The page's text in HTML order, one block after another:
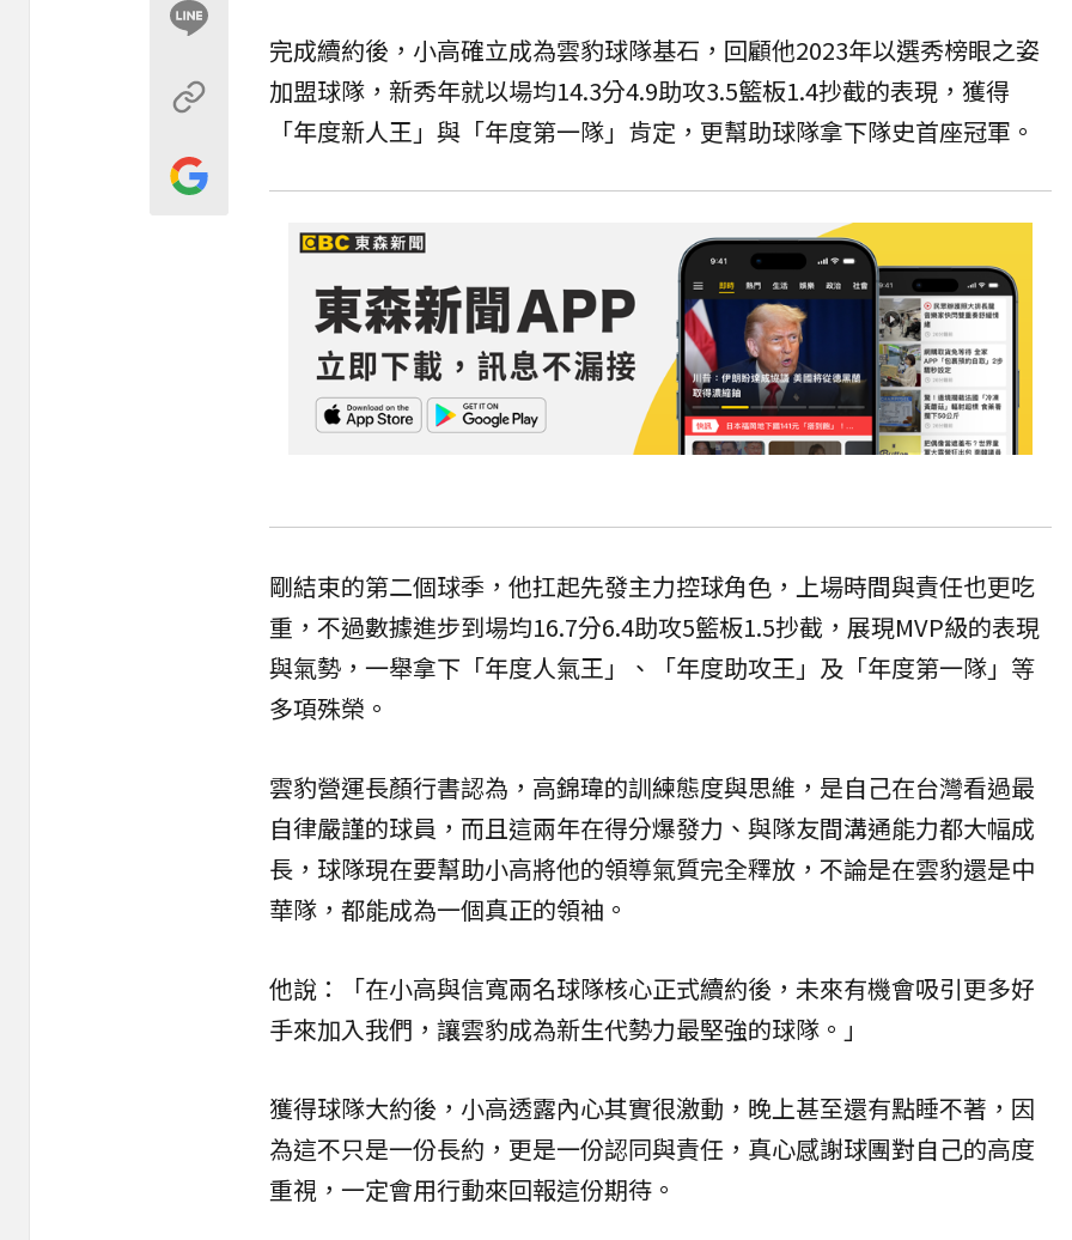
完成續約後，小高確立成為雲豹球隊基石，回顧他2023年以選秀榜眼之姿
加盟球隊，新秀年就以場均14.3分4.9助攻3.5籃板1.4抄截的表現，獲得
「年度新人王」與「年度第一隊」肯定，更幫助球隊拿下隊史首座冠軍。
剛結束的第二個球季，他扛起先發主力控球角色，上場時間與責任也更吃
重，不過數據進步到場均16.7分6.4助攻5籃板1.5抄截，展現MVP級的表現
與氣勢，一舉拿下「年度人氣王」、「年度助攻王」及「年度第一隊」等
多項殊榮。
雲豹營運長顏行書認為，高錦瑋的訓練態度與思維，是自己在台灣看過最
自律嚴謹的球員，而且這兩年在得分爆發力、與隊友間溝通能力都大幅成
長，球隊現在要幫助小高將他的領導氣質完全釋放，不論是在雲豹還是中
華隊，都能成為一個真正的領袖。
他說：「在小高與信寬兩名球隊核心正式續約後，未來有機會吸引更多好
手來加入我們，讓雲豹成為新生代勢力最堅強的球隊。」
獲得球隊大約後，小高透露內心其實很激動，晚上甚至還有點睡不著，因
為這不只是一份長約，更是一份認同與責任，真心感謝球團對自己的高度
重視，一定會用行動來回報這份期待。